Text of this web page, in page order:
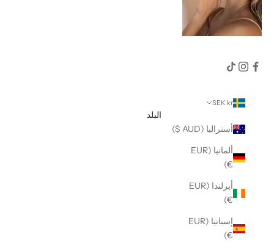
SEK kr
البلد
أستراليا (AUD $)
ألمانيا (EUR
€)
أيرلندا (EUR
€)
إسبانيا (EUR
€)